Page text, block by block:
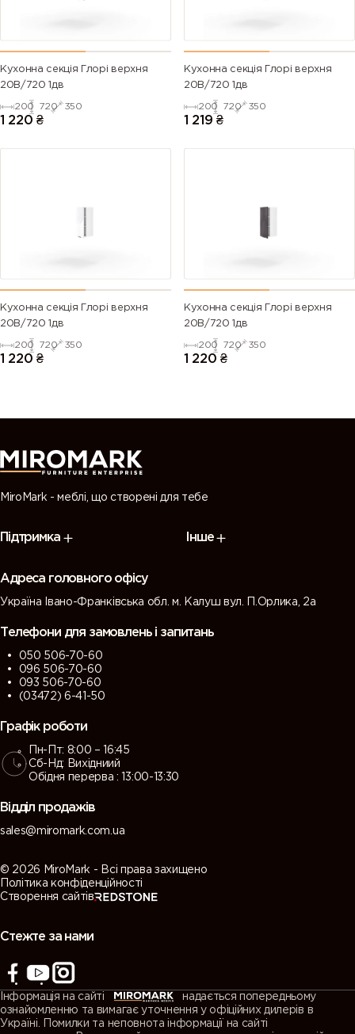
Кухонна секція Глорі верхня
20В/720 1дв
200 720 350
1 220 ₴
Кухонна секція Глорі верхня
20В/720 1дв
200 720 350
1 219 ₴
Кухонна секція Глорі верхня
20В/720 1дв
200 720 350
1 220 ₴
Кухонна секція Глорі верхня
20В/720 1дв
200 720 350
1 220 ₴
MiroMark - меблі, що створені для тебе
Підтримка Інше
Адреса головного офісу
Україна Івано-Франківська обл. м. Калуш вул. П.Орлика, 2а
Телефони для замовлень і запитань
050 506-70-60
096 506-70-60
093 506-70-60
(03472) 6-41-50
Графік роботи
Пн-Пт: 8:00 – 16:45
Сб-Нд: Вихідниий
Обідня перерва : 13:00-13:30
Відділ продажів
sales@miromark.com.ua
© 2026 MiroMark - Всі права захищено
Політика конфіденційності
Створення сайтів
Стежте за нами
Інформація на сайті
надається попередньому
ознайомленню та вимагає уточнення у офіційних дилерів в
Україні. Помилки та неповнота інформації на сайті